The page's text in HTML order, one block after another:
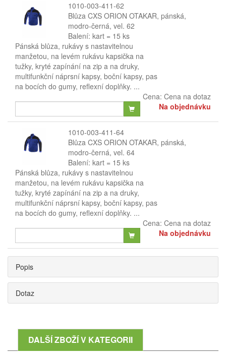
1010-003-411-62
Blůza CXS ORION OTAKAR, pánská,
modro-černá, vel. 62
Balení: kart = 15 ks
Pánská blůza, rukávy s nastavitelnou
manžetou, na levém rukávu kapsička na
tužky, kryté zapínání na zip a na druky,
multifunkční náprsní kapsy, boční kapsy, pas
na bocích do gumy, reflexní doplňky. ...
Cena: Cena na dotaz
Na objednávku
1010-003-411-64
Blůza CXS ORION OTAKAR, pánská,
modro-černá, vel. 64
Balení: kart = 15 ks
Pánská blůza, rukávy s nastavitelnou
manžetou, na levém rukávu kapsička na
tužky, kryté zapínání na zip a na druky,
multifunkční náprsní kapsy, boční kapsy, pas
na bocích do gumy, reflexní doplňky. ...
Cena: Cena na dotaz
Na objednávku
Popis
Dotaz
DALŠÍ ZBOŽÍ V KATEGORII